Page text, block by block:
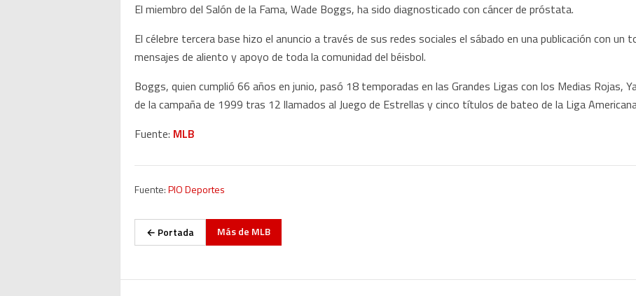
El miembro del Salón de la Fama, Wade Boggs, ha sido diagnosticado con cáncer de próstata.
El célebre tercera base hizo el anuncio a través de sus redes sociales el sábado en una publicación con un
mensajes de aliento y apoyo de toda la comunidad del béisbol.
Boggs, quien cumplió 66 años en junio, pasó 18 temporadas en las Grandes Ligas con los Medias Rojas,
de la campaña de 1999 tras 12 llamados al Juego de Estrellas y cinco títulos de bateo de la Liga
Fuente: MLB
Fuente:PIO Deportes
← Portada Más de MLB